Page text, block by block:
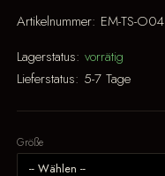
Artikelnummer: EM-TS-O04
Lagerstatus: vorrätig
Lieferstatus: 5-7 Tage
Größe